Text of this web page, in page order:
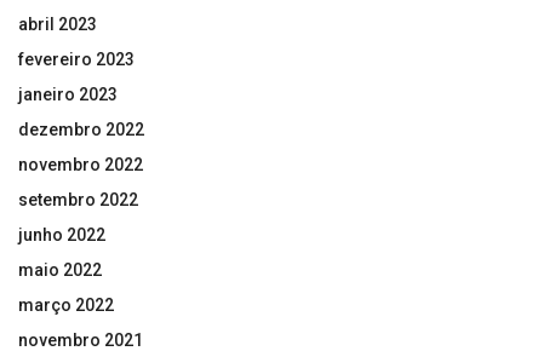
abril 2023
fevereiro 2023
janeiro 2023
dezembro 2022
novembro 2022
setembro 2022
junho 2022
maio 2022
março 2022
novembro 2021